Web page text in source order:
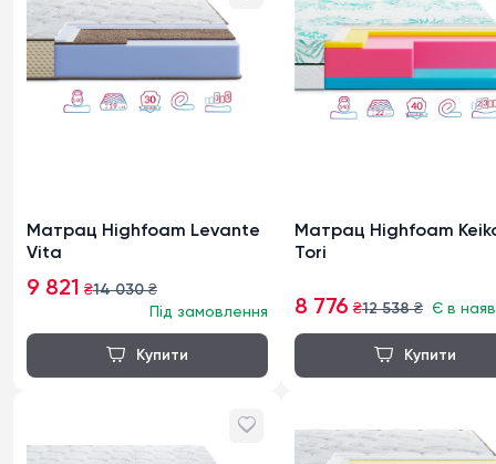
Матрац Highfoam Levante
Vita
9 821 ₴14 030₴
Під замовлення
Матрац Highfoam
Tori
8 776 ₴12 538₴ Є в